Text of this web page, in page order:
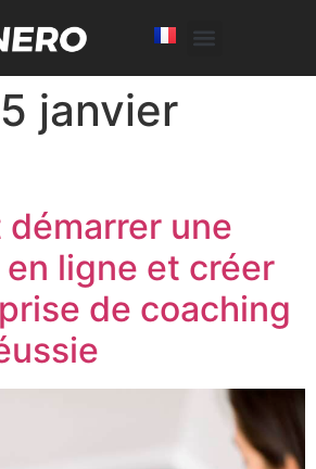
janvier
une
ligne et créer
de coaching